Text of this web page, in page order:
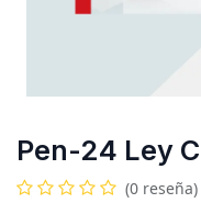
Pen-24 Ley
(0 reseña)